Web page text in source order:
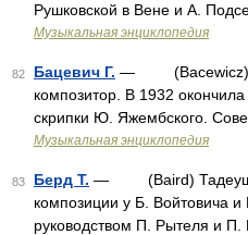
Рушковской в Вене и А.
Музыкальная энциклопедия
82 Бацевич Г. — (Bacewicz)
композитор. В 1932
скрипки Ю. Яжембского.
Музыкальная энциклопедия
83 Берд Т. — (Baird) Тадеуш
композиции у Б. Войтовича и
руководством П. Рытеля и П.